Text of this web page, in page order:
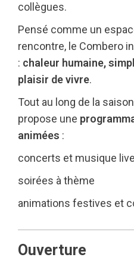
collègues.
Pensé comme un
rencontre, le Combero
: chaleur humaine,
plaisir de vivre.
Tout au long de la
propose une
animées :
concerts et musique live
soirées à thème
animations festives et
Ouverture